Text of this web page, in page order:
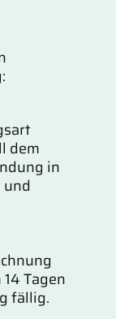
dem
in
Tagen
fällig.